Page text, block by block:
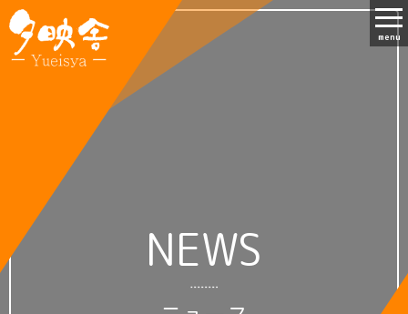
NEWS
menu